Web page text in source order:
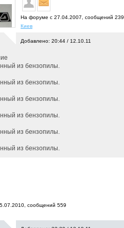
На форуме с 27.04.2007, cообщений 239
Киев
Добавлено: 20:44 / 12.10.11
cообщений 559